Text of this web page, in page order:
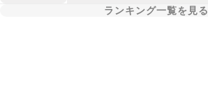
ランキング一覧を見る